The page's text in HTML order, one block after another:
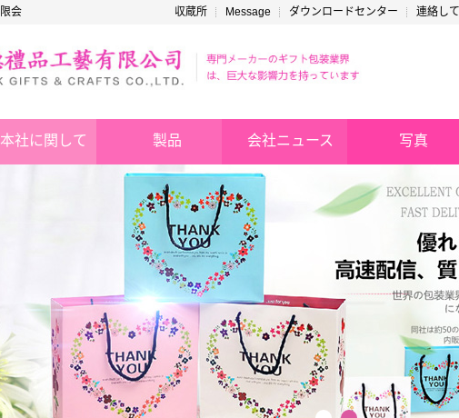
会
収蔵所 Message ダウンロードセンター 連絡して
本社に関して 製品 会社ニュース 写真